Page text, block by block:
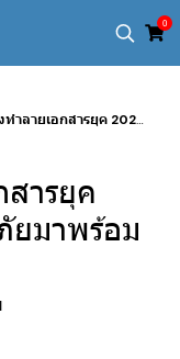
0
ยุค 2026 : เมื่อความปลอดภัยมาพร้อมกับความยั่งยืน
สารยุค
ยมาพร้อม